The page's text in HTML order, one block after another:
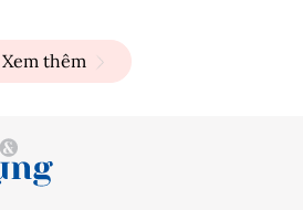
Xem thêm